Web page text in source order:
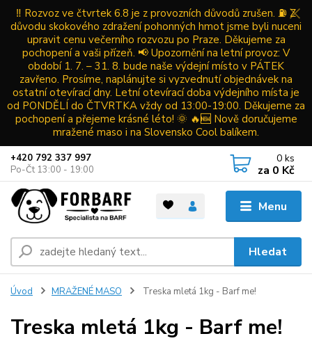
‼️ Rozvoz ve čtvrtek 6.8 je z provozních důvodů zrušen. ⛽ Z
důvodu skokového zdražení pohonných hmot jsme byli nuceni
upravit cenu večerního rozvozu po Praze. Děkujeme za
pochopení a vaši přízeň. 📢 Upozornění na letní provoz: V
období 1. 7. – 31. 8. bude naše výdejní místo v PÁTEK
zavřeno. Prosíme, naplánujte si vyzvednutí objednávek na
ostatní otevírací dny. Letní otevírací doba výdejního místa je
od PONDĚLÍ do ČTVRTKA vždy od 13:00-19:00. Děkujeme za
pochopení a přejeme krásné léto! 🌞 🔥🆕 Nově doručujeme
mražené maso i na Slovensko Cool balíkem.
Menu
Hledat
+420 792 337 997
Po-Čt 13:00 - 19:00
0 ks
za 0 Kč
Úvod MRAŽENÉ MASO Treska mletá 1kg - Barf me!
Treska mletá 1kg - Barf me!